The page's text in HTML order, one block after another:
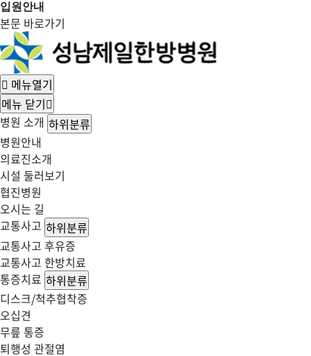
입원안내
본문 바로가기
메뉴열기
메뉴 닫기
병원 소개 하위분류
병원안내
의료진소개
시설 둘러보기
협진병원
오시는 길
교통사고 하위분류
교통사고 후유증
교통사고 한방치료
통증치료 하위분류
디스크/척추협착증
오십견
무릎 통증
퇴행성 관절염